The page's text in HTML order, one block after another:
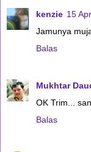
kenzie 15
Jamunya
Balas
Mukhtar
OK Trim...
Balas